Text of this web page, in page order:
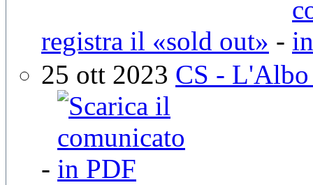
registra il «sold out» -
25 ott 2023 CS - L'Albo
-